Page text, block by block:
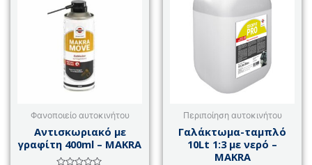
Φανοποιείο αυτοκινήτου
Αντισκωριακό με
γραφίτη 400ml – MAKRA
Περιποίηση αυτοκινήτου
Γαλάκτωμα-ταμπλό
10Lt 1:3 με νερό –
MAKRA